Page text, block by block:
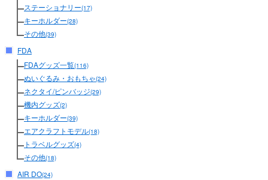
ステーショナリー(17)
キーホルダー(28)
その他(39)
FDA
FDAグッズ一覧(116)
ぬいぐるみ・おもちゃ(24)
ネクタイ/ピンバッジ(29)
機内グッズ(2)
キーホルダー(39)
エアクラフトモデル(18)
トラベルグッズ(4)
その他(18)
AIR DO(24)